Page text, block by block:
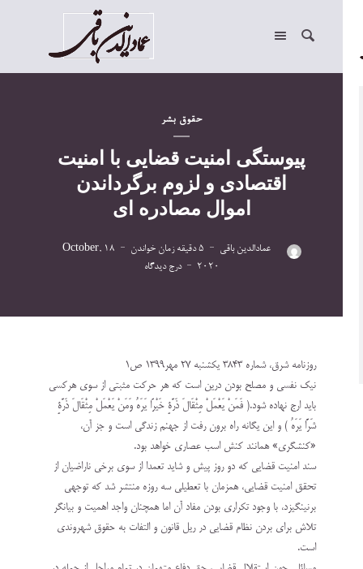
حقوق بشر
پیوستگی امنیت قضایی با امنیت
اقتصادی و لزوم برگرداندن
اموال مصادره ای
عمادالدین باقی 5 دقیقه زمان خواندن
18 October,
2020
درج دیدگاه
روزنامه شرق، شماره 3843 يکشنبه ۲۷ مهر۱۳۹۹ ص1‏
نیک نفسی و مصلح بودن درین است که هر حرکت مثبتی از سوی هرکسی
باید ارج نهاده شود.( فَمَنْ يَعْمَلْ ‏مِثْقَالَ ذَرَّةٍ خَيْرًا يَرَهُ وَمَنْ يَعْمَلْ مِثْقَالَ ذَرَّةٍ
شَرًّا يَرَهُ ) و این یگانه راه برون رفت از جهنم زندگی است و جز آن،
‏‏«کنشگری» همانند کنش اسب عصاری خواهد بود.‏
سند امنیت قضایی که دو روز پیش و شاید تعمدا از سوی برخی ناراضیان از
تحقق امنیت قضایی، همزمان با ‏تعطیلی سه روزه منتشر شد که توجهی
برنینگیزد، با وجود تکراری بودن مفاد آن اما همچنان واجد اهمیت و ‏بیانگر
تلاش برای بردن نظام قضایی در ریل قانون و التفات به حقوق شهروندی
است. ‏